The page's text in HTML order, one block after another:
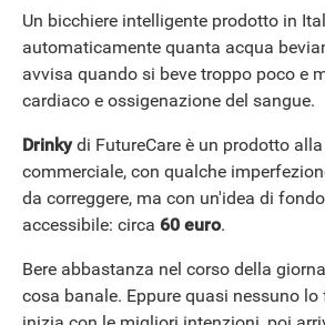
LINKEDIN
INSTAGRAM
FACEBOOK
SITO
impegnato nella divulgazione della
fondatore e Chief editor di
Un bicchiere intelligente prodotto in
automaticamente quanta acqua
avvisa quando si beve troppo poco e
cardiaco e ossigenazione del sangue.
Drinkydi FutureCare è un prodotto
commerciale, con qualche
da correggere, ma con un'idea di
accessibile: circa 60 euro.
Bere abbastanza nel corso della
cosa banale. Eppure quasi nessuno lo